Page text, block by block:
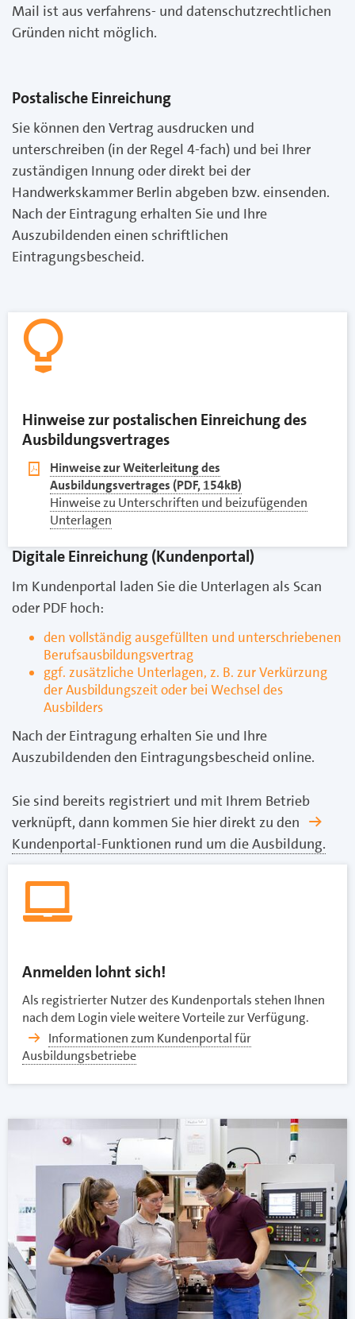
Mail ist aus verfahrens- und datenschutzrechtlichen
Gründen nicht möglich.
Postalische Einreichung
Sie können den Vertrag ausdrucken und
unterschreiben (in der Regel 4-fach) und bei Ihrer
zuständigen Innung oder direkt bei der
Handwerkskammer Berlin abgeben bzw. einsenden.
Nach der Eintragung erhalten Sie und Ihre
Auszubildenden einen schriftlichen
Eintragungsbescheid.
Hinweise zur postalischen Einreichung des
Ausbildungsvertrages
pdf
Hinweise zur Weiterleitung des
Ausbildungsvertrages (PDF, 154kB)
Hinweise zu Unterschriften und beizufügenden
Unterlagen
Digitale Einreichung (Kundenportal)
Im Kundenportal laden Sie die Unterlagen als Scan
oder PDF hoch:
den vollständig ausgefüllten und unterschriebenen
Berufsausbildungsvertrag
ggf. zusätzliche Unterlagen, z. B. zur Verkürzung
der Ausbildungszeit oder bei Wechsel des
Ausbilders
Nach der Eintragung erhalten Sie und Ihre
Auszubildenden den Eintragungsbescheid online.
Sie sind bereits registriert und mit Ihrem Betrieb
verknüpft, dann kommen Sie hier direkt zu den
Kundenportal-Funktionen rund um die Ausbildung.
Anmelden lohnt sich!
Als registrierter Nutzer des Kundenportals stehen Ihnen
nach dem Login viele weitere Vorteile zur Verfügung.
Informationen zum Kundenportal für
Ausbildungsbetriebe